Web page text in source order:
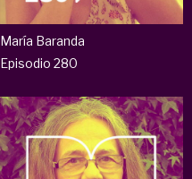
María Baranda
Episodio 280